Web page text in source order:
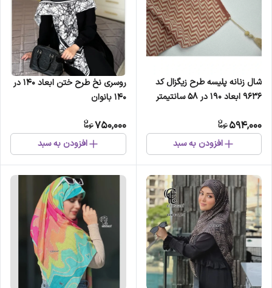
شال زنانه پلیسه طرح زیگزال کد
9636 ابعاد 190 در 58 سانتیمتر
594,000
افزودن به سبد
روسری نخ طرح ختن ابعاد 140 در
140 بانوان
750,000
افزودن به سبد